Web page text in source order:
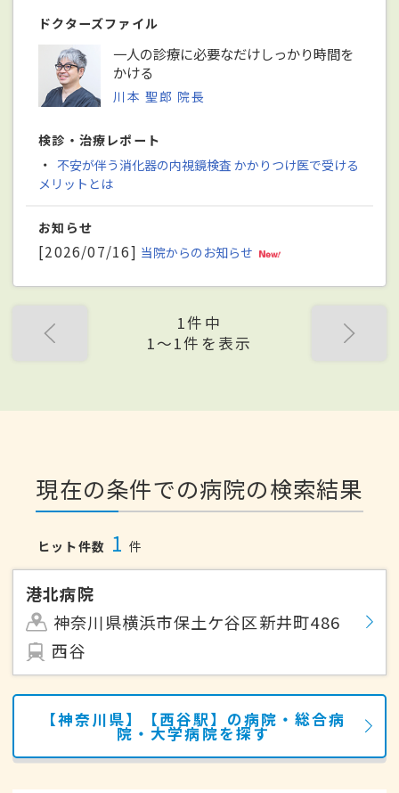
ドクターズファイル
一人の診療に必要なだけしっかり時間を
かける
川本 聖郎 院長
検診・治療レポート
・ 不安が伴う消化器の内視鏡検査 かかりつけ医で受ける
メリットとは
お知らせ
[2026/07/16] 当院からのお知らせ
1件中
1〜1件を表示
現在の条件での病院の検索結果
ヒット件数 1 件
港北病院
神奈川県横浜市保土ケ谷区新井町486
西谷
【神奈川県】【西谷駅】の病院・総合病
院・大学病院を探す